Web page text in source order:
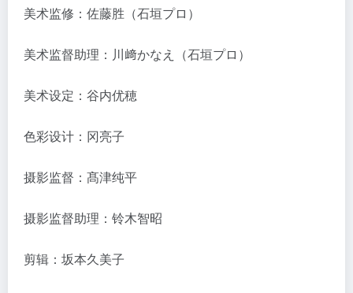
美术监修：佐藤胜（石垣プロ）
美术监督助理：川﨑かなえ（石垣プロ）
美术设定：谷内优穂
色彩设计：冈亮子
摄影监督：髙津纯平
摄影监督助理：铃木智昭
剪辑：坂本久美子